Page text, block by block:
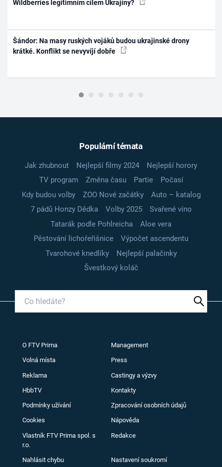
Wildberries legitimním cílem Ukrajiny?
Šándor: Na masy ruských vojáků budou ukrajinské drony
krátké. Konflikt se nevyvíjí dobře
Populární témata
Jak zhubnout Nejlepší filmy 2024
Nejlepší horory
TV program
Změna času Partie
Počasí
Kdy budou volby
ZOO Nové začátky
Auto – katalog
7 pádů Honzy Dědka
Volby 2025
Svařené víno
Tatarák podle Pohlreicha
Aloe vera
Pěstování lichořeřišnice
Výpočet ascendentu
Tvarohové knedlíky
Nejlepší palačinky
Švestkový koláč
O FTV Prima Management
Volná místa Press
Reklama Castingy a výzvy
HbbTV Kontakty
Podmínky užívání Zpracování osobních údajů
Cookies Nápověda
Vlastník FTV Prima spol. s
r.o.
Redakce
Nahlásit chybu Nastavení soukromí